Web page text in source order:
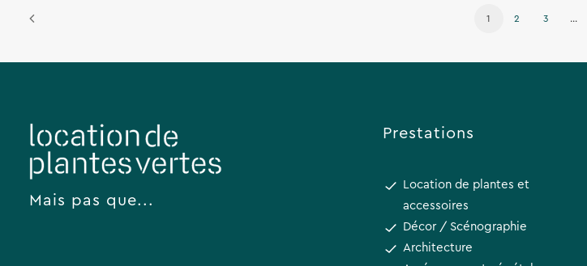
1 2 3 …
Mais pas que...
Prestations
Location de plantes et
accessoires
Décor / Scénographie
Architecture